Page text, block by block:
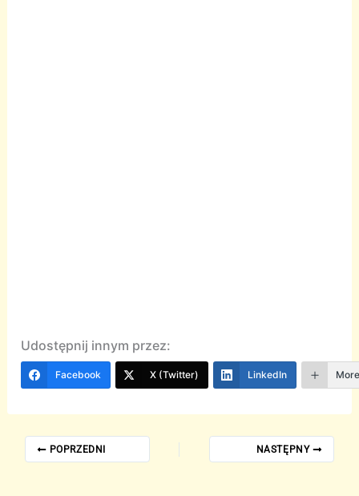
Udostępnij innym przez:
Facebook X (Twitter) LinkedIn
POPRZEDNI NASTĘPNY